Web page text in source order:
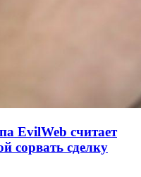
EvilWeb считает
сорвать сделку